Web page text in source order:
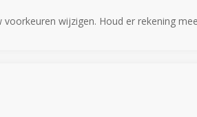
wijzigen. Houd er rekening